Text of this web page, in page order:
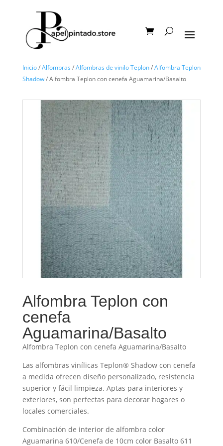
Inicio/Alfombras /Alfombras de vinilo Teplon/Alfombra Teplon
Shadow/ Alfombra Teplon con cenefa Aguamarina/Basalto
Alfombra Teplon con
cenefa
Aguamarina/Basalto
Alfombra Teplon con cenefa Aguamarina/Basalto
Las alfombras vinílicas Teplon® Shadow con cenefa
a medida ofrecen diseño personalizado, resistencia
superior y fácil limpieza. Aptas para interiores y
exteriores, son perfectas para decorar hogares o
locales comerciales.
Combinación de interior de alfombra color
Aguamarina 610/Cenefa de 10cm color Basalto 611